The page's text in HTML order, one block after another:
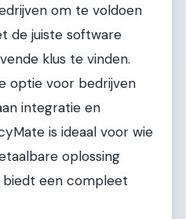
om te voldoen
de juiste software
klus te vinden.
optie voor bedrijven
integratie en
is ideaal voor wie
oplossing
biedt een compleet